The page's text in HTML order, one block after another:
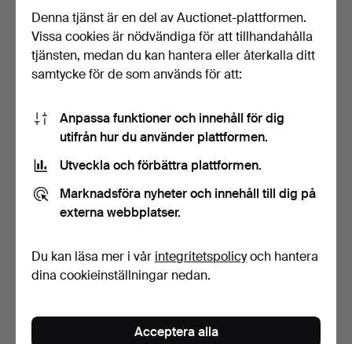
sengustavianskt, fanerat
1 583 USD
rokoko, 1700-talets tredje …
1 266 USD
Utvalt
Denna tjänst är en del av Auctionet-plattformen.
Vissa cookies är nödvändiga för att tillhandahålla
tjänsten, medan du kan hantera eller återkalla ditt
samtycke för de som används för att:
Anpassa funktioner och innehåll för dig
utifrån hur du använder plattformen.
Utveckla och förbättra plattformen.
Marknadsföra nyheter och innehåll till dig på
externa webbplatser.
Du kan läsa mer i vår integritetspolicyoch hantera
dina cookieinställningar nedan.
Acceptera alla